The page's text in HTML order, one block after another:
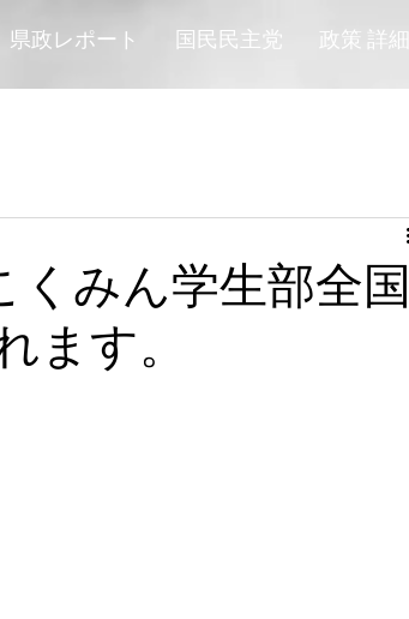
県政レポート 国民民主党 政策 詳細
くみん学生部全国
ます。